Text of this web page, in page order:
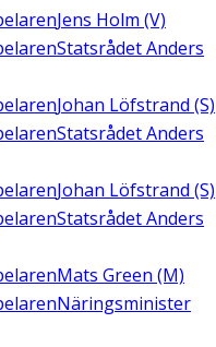
Jens Holm (V)
Statsrådet Anders
Johan Löfstrand (S)
Statsrådet Anders
Johan Löfstrand (S)
Statsrådet Anders
Mats Green (M)
Näringsminister